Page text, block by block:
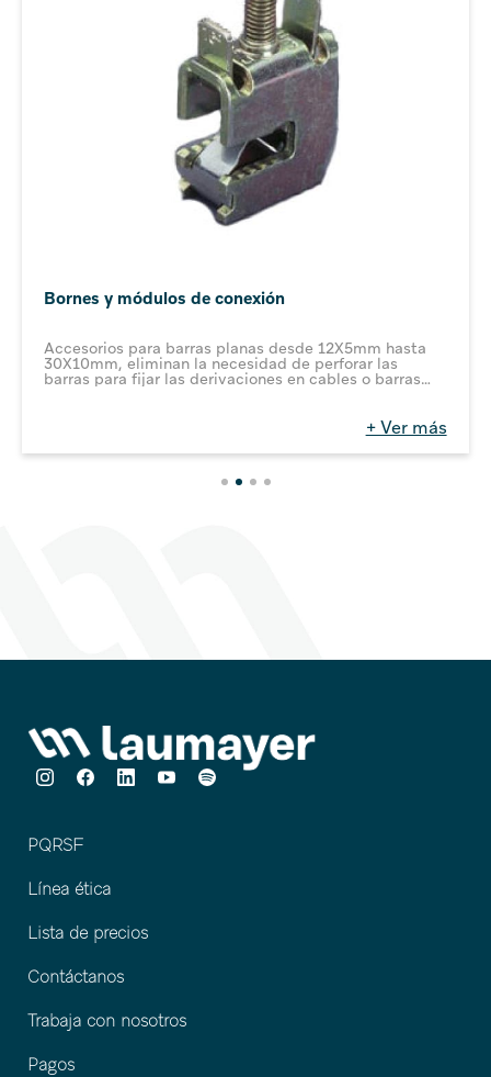
Bornes y módulos de conexión
Accesorios para barras planas desde 12X5mm hasta
30X10mm, eliminan la necesidad de perforar las
barras para fijar las derivaciones en cables o barras
distancias recorridas por la corriente en aire y a lo
largo de las superficies de los componentes según
estándares de UL
+ Ver más
PQRSF
Línea ética
Lista de precios
Contáctanos
Trabaja con nosotros
Pagos